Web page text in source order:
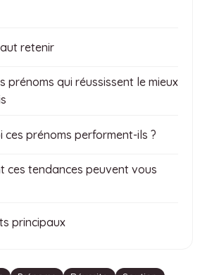
retenir
prénoms qui réussissent le mieux
ces prénoms performent-ils ?
ces tendances peuvent vous
principaux